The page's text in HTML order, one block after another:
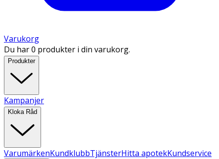
Varukorg
Du har 0 produkter i din varukorg.
Produkter
Kampanjer
Kloka Råd
VarumärkenKundklubbTjänsterHitta apotekKundservice